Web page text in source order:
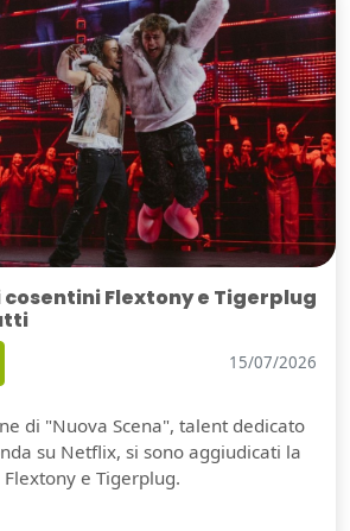
cosentini Flextony e Tigerplug
15/07/2026
di "Nuova Scena", talent dedicato
su Netflix, si sono aggiudicati la
e Tigerplug.